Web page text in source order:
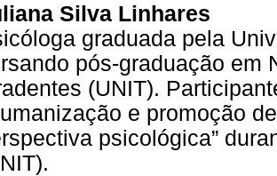
Silva Linhares
graduada pela
pós-graduação em
(UNIT).
e promoção
psicológica”